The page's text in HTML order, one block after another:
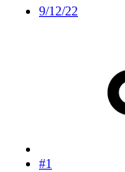
9/12/22
#1